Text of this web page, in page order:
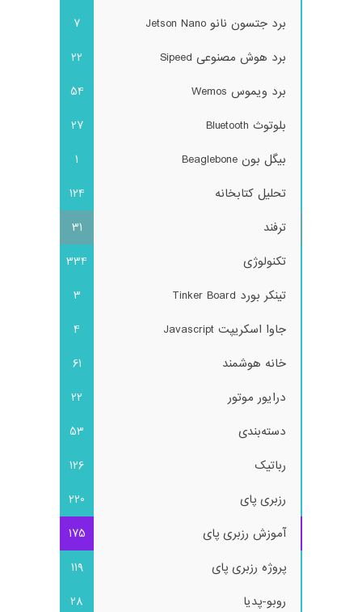
برد جتسون نانو Jetson Nano
7
برد هوش مصنوعی Sipeed
22
برد ویموس Wemos
54
بلوتوث Bluetooth
27
بیگل بون Beaglebone
1
تحلیل کتابخانه
124
ترفند
31
تکنولوژی
334
تینکر بورد Tinker Board
3
جاوا اسکریپت Javascript
4
خانه هوشمند
61
درایور موتور
22
دسته‌بندی
53
رباتیک
126
رزبری پای
220
آموزش رزبری پای
175
پروژه رزبری پای
119
روبو-پدیا
28